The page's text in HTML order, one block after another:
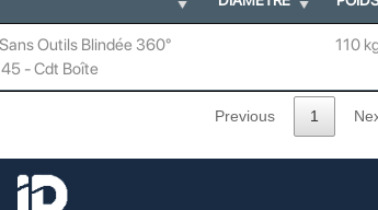
Outils Blindée 360°
- Cdt Boîte
110
Previous 1